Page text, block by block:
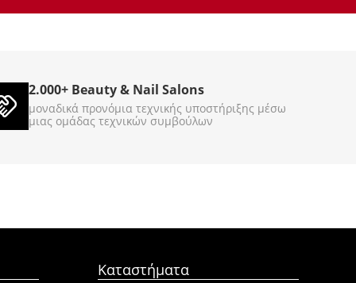
€8900
2.000+ Beauty & Nail Salons
μοναδικά προνόμια τεχνικής υποστήριξης μέσω
μιας ομάδας τεχνικών συμβούλων
Καταστήματα